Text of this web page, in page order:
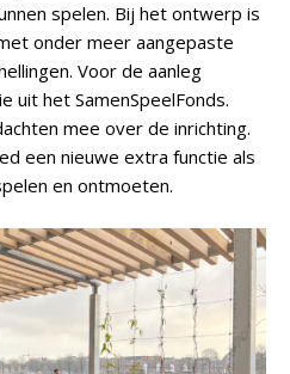
spelen. Bij het ontwerp is
onder meer aangepaste
Voor de aanleg
uit het SamenSpeelFonds.
mee over de inrichting.
een nieuwe extra functie als
en ontmoeten.